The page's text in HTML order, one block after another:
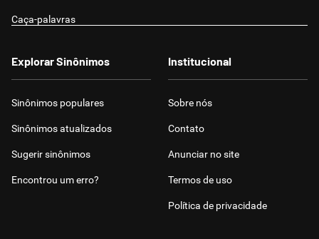
Caça-palavras
Explorar Sinônimos
Sinônimos populares
Sinônimos atualizados
Sugerir sinônimos
Encontrou um erro?
Institucional
Sobre nós
Contato
Anunciar no site
Termos de uso
Política de privacidade